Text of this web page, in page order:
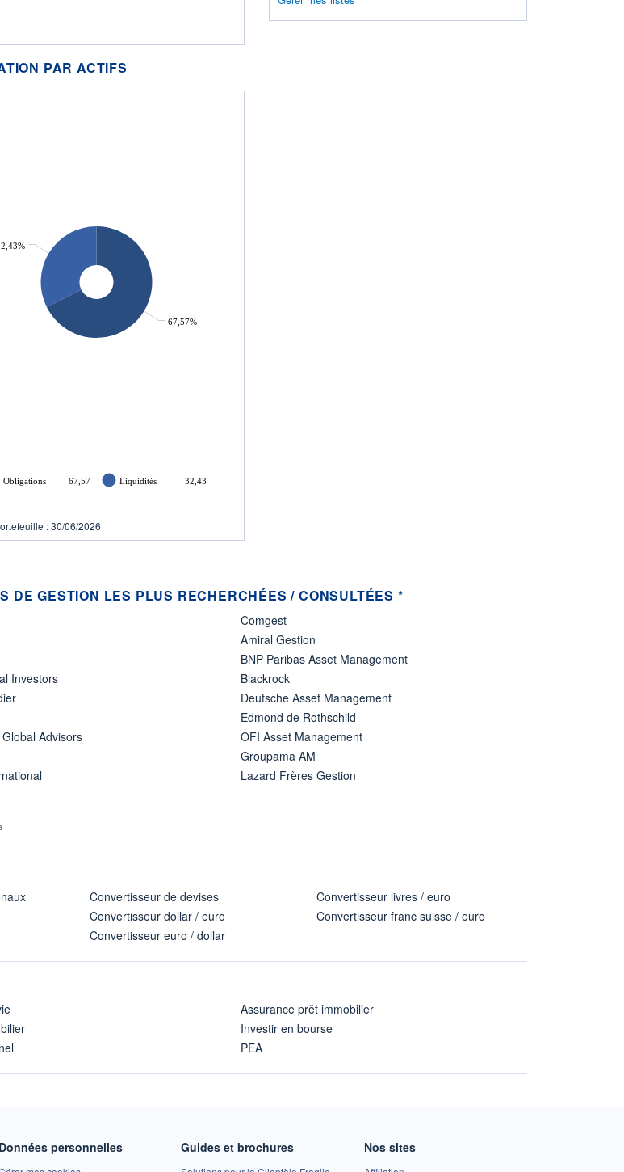
PAR ACTIFS
67,57%
Obligations 67,57 Liquidités 32,43
: 30/06/2026
DE GESTION LES PLUS RECHERCHÉES / CONSULTÉES *
Investors
Advisors
Comgest
Amiral Gestion
BNP Paribas Asset Management
Blackrock
Deutsche Asset Management
Edmond de Rothschild
OFI Asset Management
Groupama AM
Lazard Frères Gestion
Convertisseur de devises
Convertisseur dollar / euro
Convertisseur euro / dollar
Convertisseur livres / euro
Convertisseur franc suisse / euro
Assurance prêt immobilier
Investir en bourse
PEA
Données personnelles Guides et brochures Nos sites